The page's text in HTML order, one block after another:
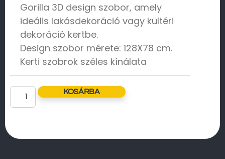
Gorilla 3D design szobor, amely
ideális lakásdekoráció vagy kültéri
dekoráció kertbe.
Design szobor mérete: 128X78 cm.
Kerti szobrok széles kínálata
KOSÁRBA